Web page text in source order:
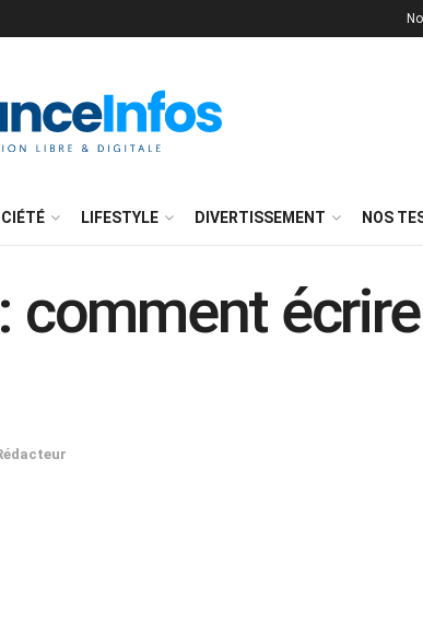
LIFESTYLE DIVERTISSEMENT NOS
comment